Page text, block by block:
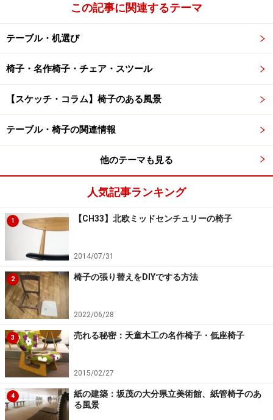
身体とファニチャー（家具）には、心地よ
いサイズがある。
具体的にお話ししましょう。
まずは、日中の大半で使用する『椅子』です。
下の図をご覧下さい。
●椅子のサイズ（寸法）図です。各部分のサイズが身体のサ
クすると拡大します）
椅子にも各部分のサイズがあります。これらのサイズや
角度は、身体のサイズと大変関係しています。とくに各
サイズが大きすぎたり、高すぎたり、また低すぎたり、
狭すぎると疲れや疲労がたまり、不快感や不愉快な気持
ちになります。やはり、椅子は座って心地よくてはなり
ません。
心地よいサイズを見つけることが大切ですね。
では、次のページで
『心地よいサイズを選ぶチェックポイント』をご紹介し
ましょう。
この記事に関連するテーマ
テーブル・机選び
椅子・名作椅子・チェア・スツール
【スケッチ・コラム】椅子のある風景
テーブル・椅子の関連情報
他のテーマも見る
人気記事ランキング
1 【CH33】北欧ミッドセンチュリーの椅子
2014/07/31
2 椅子の張り替えをDIYでする方法
2022/06/28
3 売れる秘密：天童木工の名作椅子・低座椅子
2015/02/27
4
紙の建築：坂茂の大分県立美術館、紙管椅子のあ
る風景